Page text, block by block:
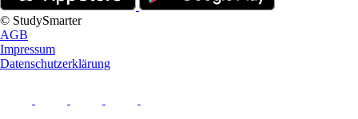
© StudySmarter
AGB
Impressum
Datenschutzerklärung